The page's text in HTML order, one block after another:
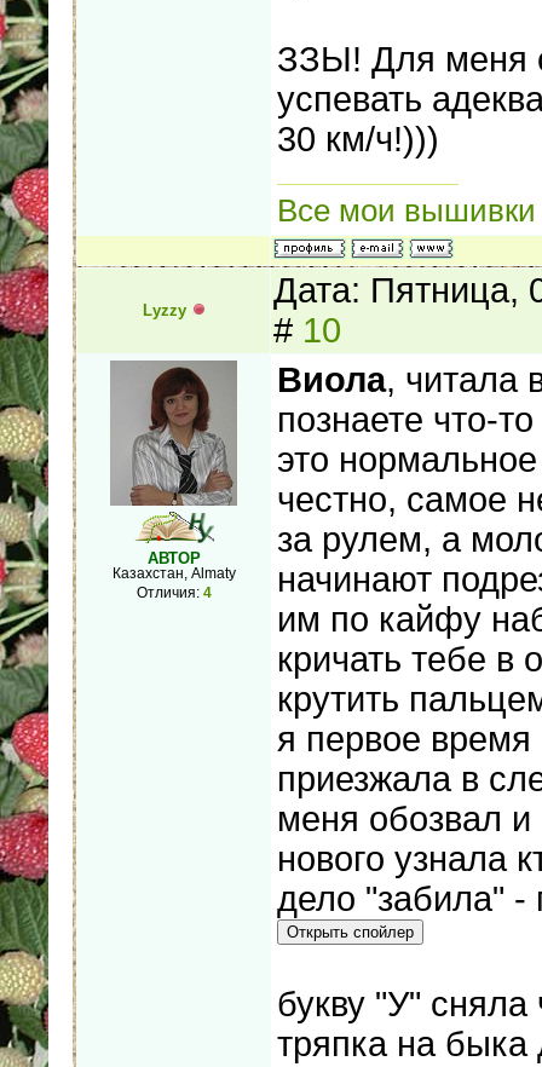
ЗЗЫ! Для меня
успевать
30 км/ч!)))
Все мои вышивки
Lyzzy
Дата: Пятница,
# 10
АВТОР
Казахстан, Almaty
Отличия: 4
Виола, читала
познаете что-
это
честно, самое
за рулем, а
начинают
им по кайфу
кричать тебе
крутить
я первое время
приезжала в
меня обозвал
нового узнала
дело "забила" -
букву "У" сняла
тряпка на быка